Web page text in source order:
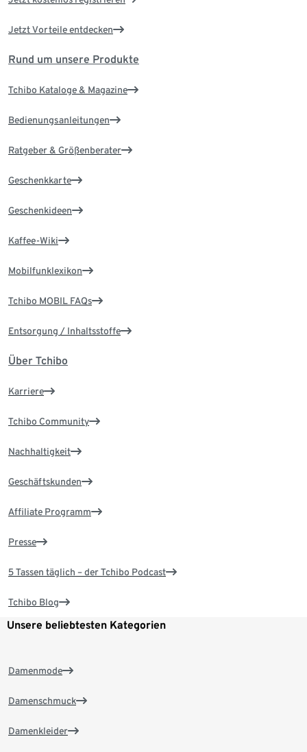
Jetzt Vorteile entdecken
Rund um unsere Produkte
Tchibo Kataloge & Magazine
Bedienungsanleitungen
Ratgeber & Größenberater
Geschenkkarte
Geschenkideen
Kaffee-Wiki
Mobilfunklexikon
Tchibo MOBIL FAQs
Entsorgung / Inhaltsstoffe
Über Tchibo
Karriere
Tchibo Community
Nachhaltigkeit
Geschäftskunden
Affiliate Programm
Presse
5 Tassen täglich – der Tchibo Podcast
Tchibo Blog
Unsere beliebtesten Kategorien
Damenmode
Damenschmuck
Damenkleider